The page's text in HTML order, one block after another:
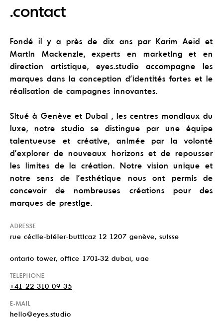
.contact
Fondé il y a près de dix ans par Karim Aeid et
Martin Mackenzie, experts en marketing et en
direction artistique, eyes.studio accompagne les
marques dans la conception d’identités fortes et le
réalisation de campagnes innovantes.
Situé à Genève et Dubai , les centres mondiaux du
luxe, notre studio se distingue par une équipe
talentueuse et créative, animée par la volonté
d’explorer de nouveaux horizons et de repousser
les limites de la création. Notre vision unique et
notre sens de l’esthétique nous ont permis de
concevoir de nombreuses créations pour des
marques de prestige.
ADRESSE
rue cécile-biéler-butticaz 12 1207 genève, suisse
ontario tower, office 1701-32 dubai, uae
TELEPHONE
+41 22 310 09 35
E-MAIL
hello@eyes.studio